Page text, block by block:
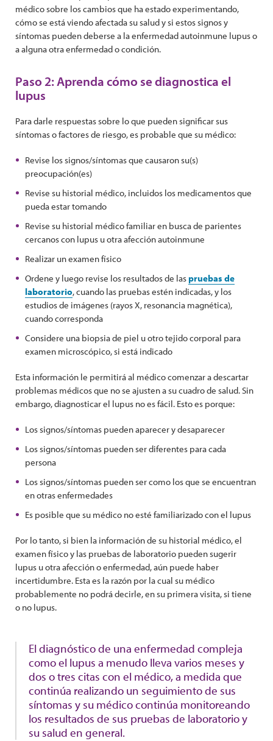
médico sobre los cambios que ha estado experimentando,
cómo se está viendo afectada su salud y si estos signos y
síntomas pueden deberse a la enfermedad autoinmune lupus o
a alguna otra enfermedad o condición.
Paso 2: Aprenda cómo se diagnostica el
lupus
Para darle respuestas sobre lo que pueden significar sus
síntomas o factores de riesgo, es probable que su médico:
Revise los signos/síntomas que causaron su(s)
preocupación(es)
Revise su historial médico, incluidos los medicamentos que
pueda estar tomando
Revise su historial médico familiar en busca de parientes
cercanos con lupus u otra afección autoinmune
Realizar un examen físico
Ordene y luego revise los resultados de laspruebas de
laboratorio, cuando las pruebas estén indicadas, y los
estudios de imágenes (rayos X, resonancia magnética),
cuando corresponda
Considere una biopsia de piel u otro tejido corporal para
examen microscópico, si está indicado
Esta información le permitirá al médico comenzar a descartar
problemas médicos que no se ajusten a su cuadro de salud. Sin
embargo, diagnosticar el lupus no es fácil. Esto es porque:
Los signos/síntomas pueden aparecer y desaparecer
Los signos/síntomas pueden ser diferentes para cada
persona
Los signos/síntomas pueden ser como los que se encuentran
en otras enfermedades
Es posible que su médico no esté familiarizado con el lupus
Por lo tanto, si bien la información de su historial médico, el
examen físico y las pruebas de laboratorio pueden sugerir
lupus u otra afección o enfermedad, aún puede haber
incertidumbre. Esta es la razón por la cual su médico
probablemente no podrá decirle, en su primera visita, si tiene
o no lupus.
El diagnóstico de una enfermedad compleja
como el lupus a menudo lleva varios meses y
dos o tres citas con el médico, a medida que
continúa realizando un seguimiento de sus
síntomas y su médico continúa monitoreando
los resultados de sus pruebas de laboratorio y
su salud en general.